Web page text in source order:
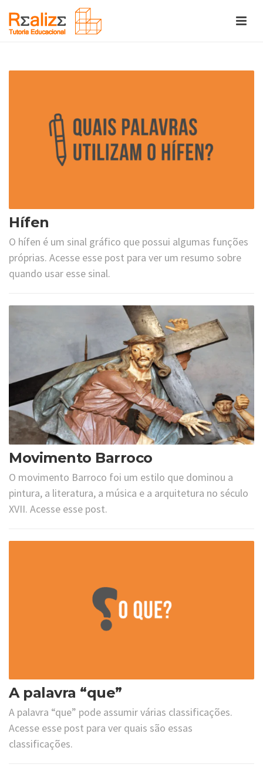
Hífen
O hífen é um sinal gráfico que possui algumas funções
próprias. Acesse esse post para ver um resumo sobre
quando usar esse sinal.
Movimento Barroco
O movimento Barroco foi um estilo que dominou a
pintura, a literatura, a música e a arquitetura no século
XVII. Acesse esse post.
A palavra “que”
A palavra “que” pode assumir várias classificações.
Acesse esse post para ver quais são essas
classificações.